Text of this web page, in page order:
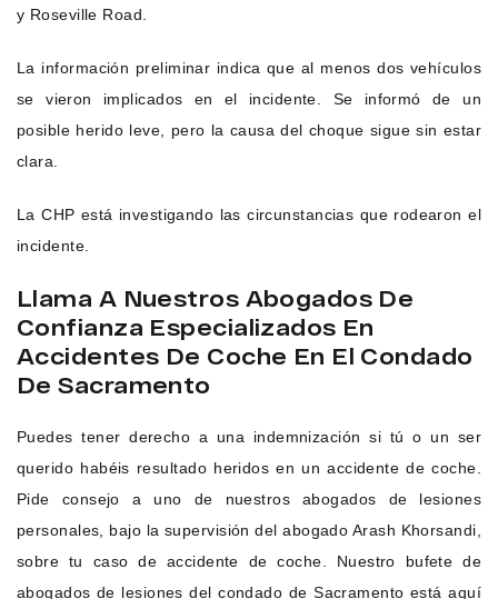
y Roseville Road.
La información preliminar indica que al menos dos vehículos
se vieron implicados en el incidente. Se informó de un
posible herido leve, pero la causa del choque sigue sin estar
clara.
La CHP está investigando las circunstancias que rodearon el
incidente.
Llama A Nuestros Abogados De
Confianza Especializados En
Accidentes De Coche En El Condado
De Sacramento
Puedes tener derecho a una indemnización si tú o un ser
querido habéis resultado heridos en un accidente de coche.
Pide consejo a uno de nuestros abogados de lesiones
personales, bajo la supervisión del abogado Arash Khorsandi,
sobre tu caso de accidente de coche. Nuestro bufete de
abogados de lesiones del condado de Sacramento está aquí